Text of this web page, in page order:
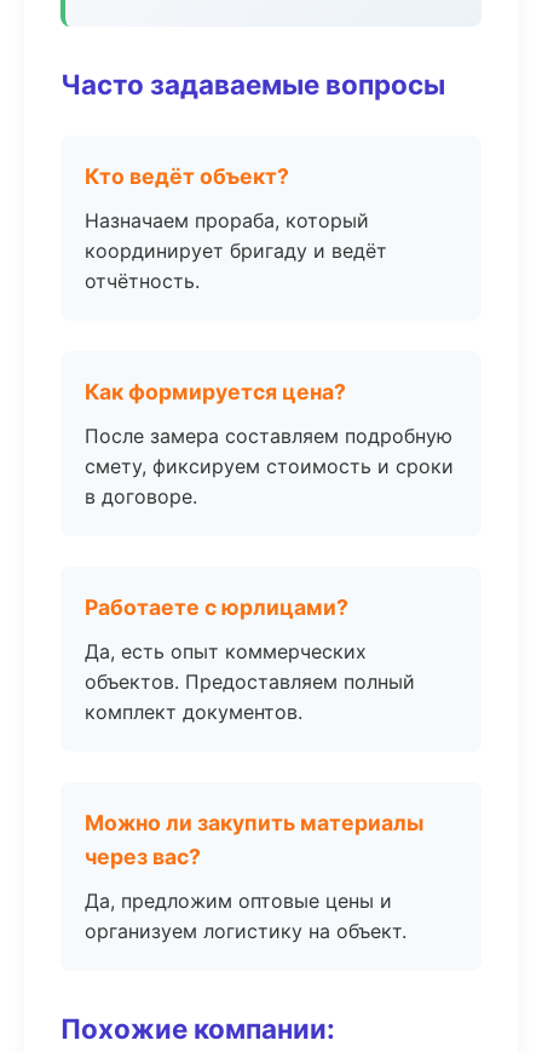
Часто задаваемые вопросы
Кто ведёт объект?
Назначаем прораба, который
координирует бригаду и ведёт
отчётность.
Как формируется цена?
После замера составляем подробную
смету, фиксируем стоимость и сроки
в договоре.
Работаете с юрлицами?
Да, есть опыт коммерческих
объектов. Предоставляем полный
комплект документов.
Можно ли закупить материалы
через вас?
Да, предложим оптовые цены и
организуем логистику на объект.
Похожие компании: